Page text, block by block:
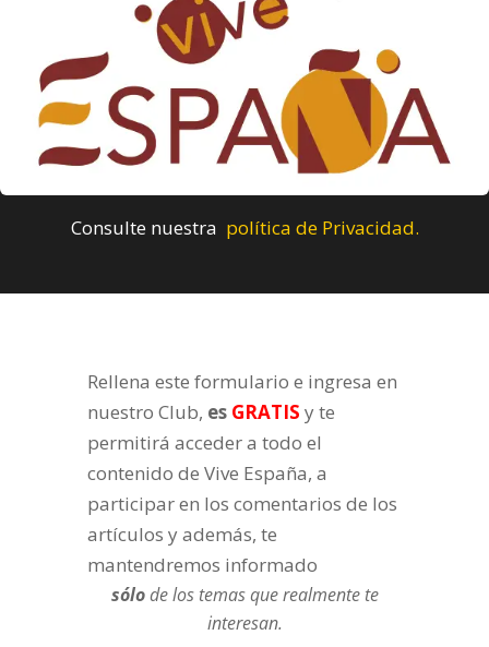
Consulte nuestra política de Privacidad.
Rellena este formulario e ingresa en
nuestro Club, es GRATIS y te
permitirá acceder a todo el
contenido de Vive España, a
participar en los comentarios de los
artículos y además, te
mantendremos informado
sólode los temas que realmente te
interesan.